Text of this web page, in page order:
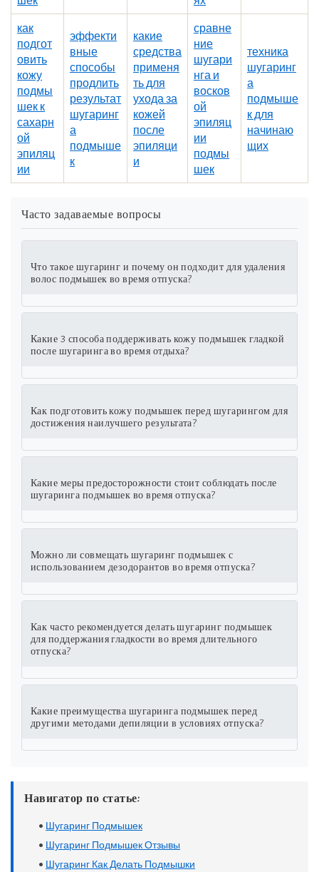
как
подгот
овить
кожу
подмы
шек к
сахарн
ой
эпиляц
ии
эффекти
вные
способы
продлить
результат
шугаринг
а
подмыше
к
какие
средства
применя
ть для
ухода за
кожей
после
эпиляци
и
сравне
ние
шугари
нга и
восков
ой
эпиляц
ии
подмы
шек
техника
шугаринг
а
подмыше
к для
начинаю
щих
Часто задаваемые вопросы
Что такое шугаринг и почему он подходит для удаления
волос подмышек во время отпуска?
Какие 3 способа поддерживать кожу подмышек гладкой
после шугаринга во время отдыха?
Как подготовить кожу подмышек перед шугарингом для
достижения наилучшего результата?
Какие меры предосторожности стоит соблюдать после
шугаринга подмышек во время отпуска?
Можно ли совмещать шугаринг подмышек с
использованием дезодорантов во время отпуска?
Как часто рекомендуется делать шугаринг подмышек
для поддержания гладкости во время длительного
отпуска?
Какие преимущества шугаринга подмышек перед
другими методами депиляции в условиях отпуска?
Навигатор по статье:
• Шугаринг Подмышек
• Шугаринг Подмышек Отзывы
• Шугаринг Как Делать Подмышки